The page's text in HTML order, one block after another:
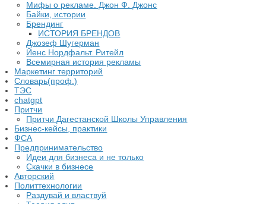
Мифы о рекламе. Джон Ф. Джонс
Байки, истории
Брендинг
ИСТОРИЯ БРЕНДОВ
Джозеф Шугерман
​Йенс Нордфальт. Ритейл
Всемирная история рекламы
Маркетинг территорий
Словарь(проф.)
ТЭС
chatgpt
Притчи
Притчи Дагестанской Школы Управления
Бизнес-кейсы, практики
ФСА
Предпринимательство
Идеи для бизнеса и не только
Скачки в бизнесе
Авторский
Политтехнологии
Раздувай и властвуй